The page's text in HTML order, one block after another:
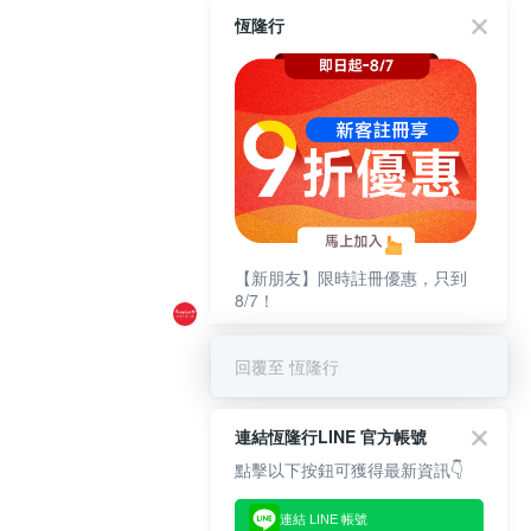
恆隆行
【新朋友】限時註冊優惠，只到
8/7！
回覆至 恆隆行
連結恆隆行LINE 官方帳號
點擊以下按鈕可獲得最新資訊👇
連結 LINE 帳號